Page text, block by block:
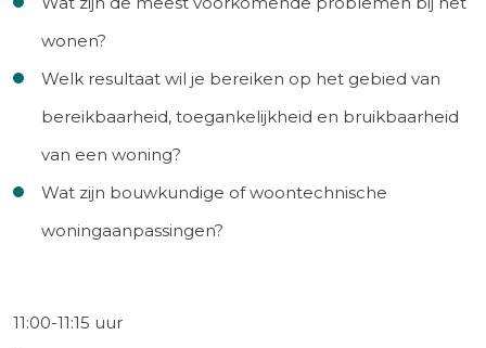
wonen?
Welk resultaat wil je bereiken op het gebied van
bereikbaarheid, toegankelijkheid en bruikbaarheid
van een woning?
Wat zijn bouwkundige of woontechnische
woningaanpassingen?
11:00-11:15 uur